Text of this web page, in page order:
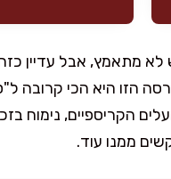
לא מתאמץ, אבל עדיין
הזו היא הכי
הקריספיים, נימוח
ממנו עוד.